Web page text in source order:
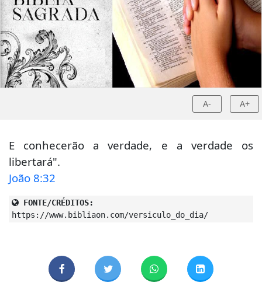
A- A+
E conhecerão a verdade, e a verdade os
libertará".
João 8:32
FONTE/CRÉDITOS:
https://www.bibliaon.com/versiculo_do_dia/